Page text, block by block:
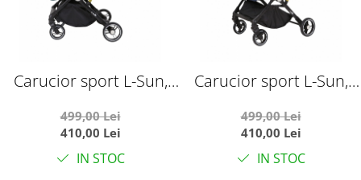
Carucior sport L-Sun,
troller, cu maner
reversibil, husa de
picioare si gentuta
499,00 Lei
410,00 Lei
IN STOC
Carucior sport L-Sun,
troller, cu maner
reversibil, husa de
picioare si gentuta
499,00 Lei
410,00 Lei
IN STOC